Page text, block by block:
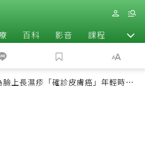
百科 影音 課程 退休
上長濕疹「確診皮膚癌」年輕時一